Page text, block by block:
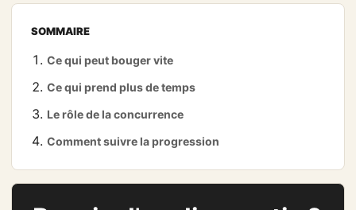
SOMMAIRE
Ce qui peut bouger vite
Ce qui prend plus de temps
Le rôle de la concurrence
Comment suivre la progression